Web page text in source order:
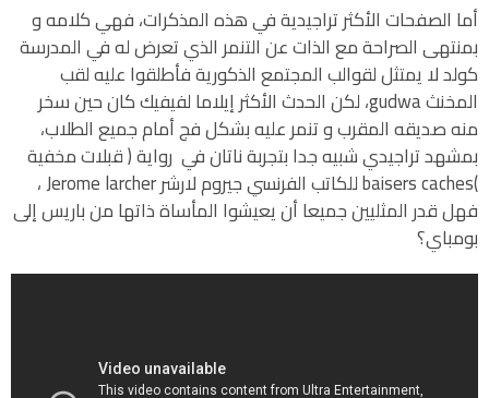
أما الصفحات الأكثر تراجيدية في هذه المذكرات، فهي كلامه و
بمنتهى الصراحة مع الذات عن التنمر الذي تعرض له في المدرسة
كولد لا يمتثل لقوالب المجتمع الذكورية فأطلقوا عليه لقب
المخنث gudwa، لكن الحدث الأكثر إيلاما لفيفيك كان حين سخر
منه صديقه المقرب و تنمر عليه بشكل فج أمام جميع الطلاب،
بمشهد تراجيدي شبيه جدا بتجربة ناتان في رواية ( قبلات مخفية
)baisers caches للكاتب الفرنسي جيروم لارشر Jerome larcher ،
فهل قدر المثليين جميعا أن يعيشوا المأساة ذاتها من باريس إلى
بومباي؟